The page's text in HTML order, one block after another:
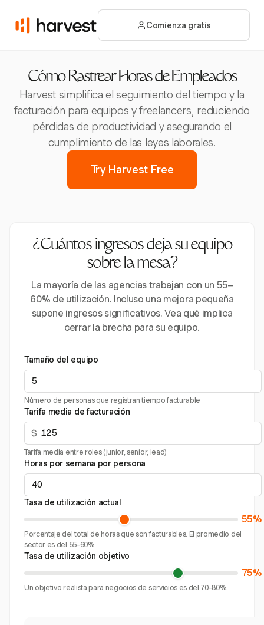
Comienza gratis
Cómo Rastrear Horas de Empleados
Harvest simplifica el seguimiento del tiempo y la
facturación para equipos y freelancers, reduciendo
pérdidas de productividad y asegurando el
cumplimiento de las leyes laborales.
Try Harvest Free
¿Cuántos ingresos deja su equipo
sobre la mesa?
La mayoría de las agencias trabajan con un 55–
60% de utilización. Incluso una mejora pequeña
supone ingresos significativos. Vea qué implica
cerrar la brecha para su equipo.
Tamaño del equipo
Número de personas que registran tiempo facturable
Tarifa media de facturación
$
Tarifa media entre roles (junior, senior, lead)
Horas por semana por persona
Tasa de utilización actual
55%
Porcentaje del total de horas que son facturables. El promedio del
sector es del 55–60%.
Tasa de utilización objetivo
75%
Un objetivo realista para negocios de servicios es del 70–80%.